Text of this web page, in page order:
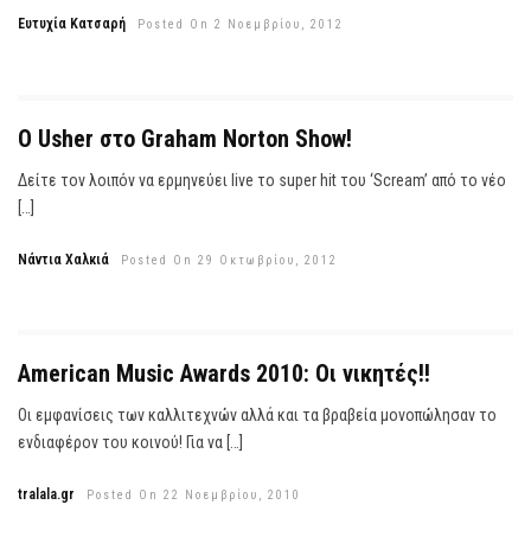
Ευτυχία Κατσαρή Posted On 2 Νοεμβρίου, 2012
Ο Usher στο Graham Norton Show!
Δείτε τον λοιπόν να ερμηνεύει live το super hit του ‘Scream’ από το νέο
[…]
Νάντια Χαλκιά Posted On 29 Οκτωβρίου, 2012
American Music Awards 2010: Οι νικητές!!
Οι εμφανίσεις των καλλιτεχνών αλλά και τα βραβεία μονοπώλησαν το
ενδιαφέρον του κοινού! Για να […]
tralala.gr Posted On 22 Νοεμβρίου, 2010